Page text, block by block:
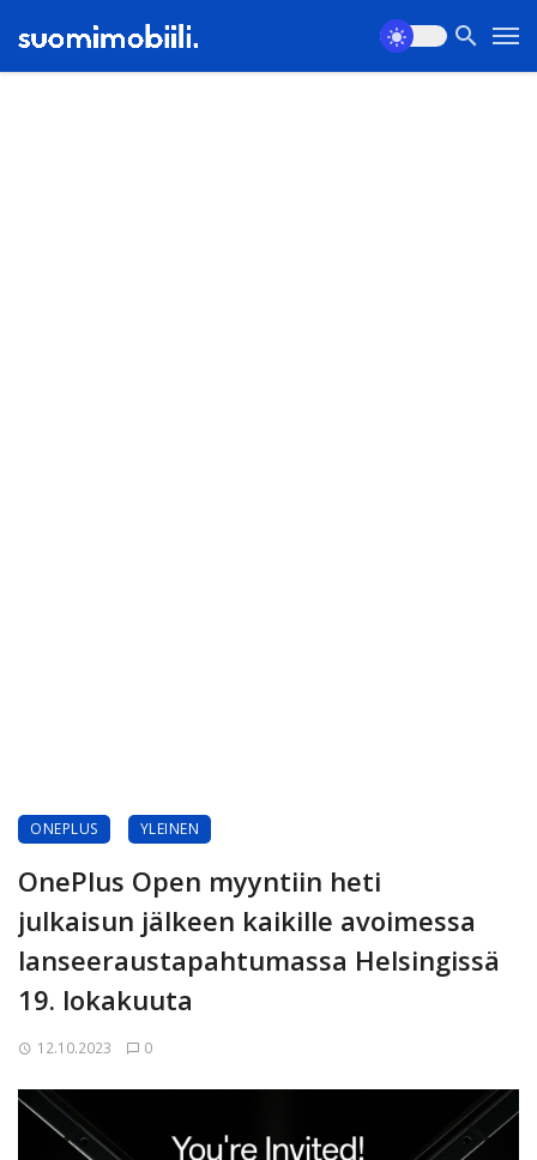
ONEPLUS YLEINEN
OnePlus Open myyntiin heti
julkaisun jälkeen kaikille avoimessa
lanseeraustapahtumassa Helsingissä
19. lokakuuta
12.10.2023 0